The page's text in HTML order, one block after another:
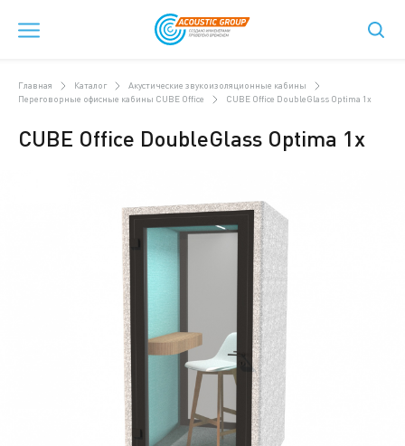
Главная Каталог
Акустические звукоизоляционные кабины
Переговорные офисные кабины CUBE Office
CUBE Office DoubleGlass Optima 1x
CUBE Office DoubleGlass Optima 1x